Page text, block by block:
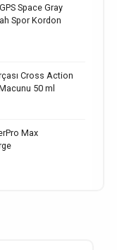
Space Gray
Spor Kordon
Cross Action
50 ml
Max